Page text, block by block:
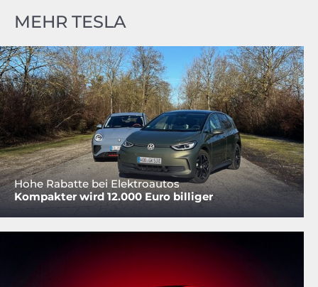
MEHR TESLA
Hohe Rabatte bei Elektroautos
Kompakter wird 12.000 Euro billiger